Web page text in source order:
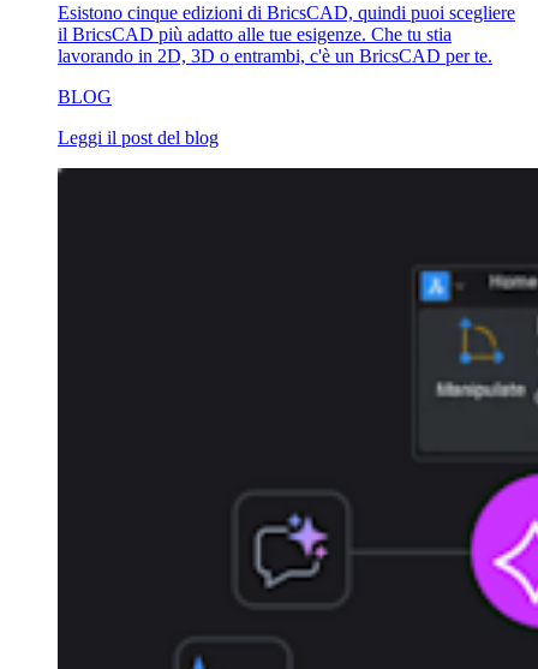
Esistono cinque edizioni di BricsCAD, quindi puoi scegliere
il BricsCAD più adatto alle tue esigenze. Che tu stia
lavorando in 2D, 3D o entrambi, c'è un BricsCAD per te.
BLOG
Leggi il post del blog